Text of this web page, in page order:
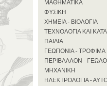
ΜΑΘΗΜΑΤΙΚΑ
ΦΥΣΙΚΗ
ΧΗΜΕΙΑ - ΒΙΟΛΟΓΙΑ
ΤΕΧΝΟΛΟΓΙΑ ΚΑΙ
ΠΑΙΔΙΑ
ΓΕΩΠΟΝΙΑ - ΤΡΟΦΙΜΑ
ΠΕΡΙΒΑΛΛΟΝ -
ΜΗΧΑΝΙΚΗ
ΗΛΕΚΤΡΟΛΟΓΙΑ -